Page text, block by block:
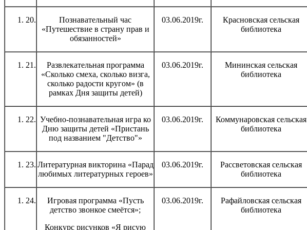
20.
Познавательный час
«Путешествие в страну прав и
обязанностей»
03.06.2019г.
Красновская сельская
библиотека
21.
Развлекательная программа
«Сколько смеха, сколько визга,
сколько радости кругом» (в
рамках Дня защиты детей)
03.06.2019г.
Мининская сельская
библиотека
22. Учебно-познавательная игра ко
Дню защиты детей «Пристань
под названием "Детство"»
03.06.2019г.
Коммунаровская сельская
библиотека
23. Литературная викторина «Парад
любимых литературных героев»
03.06.2019г.
Рассветовская сельская
библиотека
24.
Игровая программа «Пусть
детство звонкое смеётся»;
Конкурс рисунков «Я рисую
03.06.2019г.
Рафайловская сельская
библиотека